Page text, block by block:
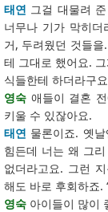
태연 그걸 대물려
너무나 기가 막히
거, 두려웠던 것들
테 그대로 했어요.
식들한테 하더라구
영숙 애들이 결혼
키울 수 있잖아요.
태연 물론이죠. 옛
힘든데 너는 왜 그
없더라고요. 그런
해도 바로 후회하죠.
영숙 아이들이 많이